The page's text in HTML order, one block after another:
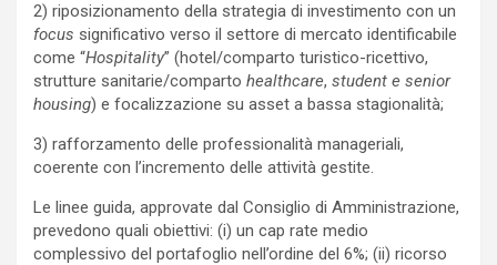
2) riposizionamento della strategia di investimento con un
focus significativo verso il settore di mercato identificabile
come “Hospitality” (hotel/comparto turistico-ricettivo,
strutture sanitarie/comparto healthcare, student e senior
housing) e focalizzazione su asset a bassa stagionalità;
3) rafforzamento delle professionalità manageriali,
coerente con l’incremento delle attività gestite.
Le linee guida, approvate dal Consiglio di Amministrazione,
prevedono quali obiettivi: (i) un cap rate medio
complessivo del portafoglio nell’ordine del 6%; (ii) ricorso